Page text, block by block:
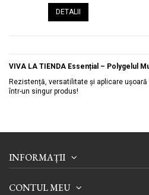
DETALII
VIVA LA TIENDA Essențial – Polygelul
Rezistență, versatilitate și aplicare
într-un singur produs!
INFORMAȚII
CONTUL MEU